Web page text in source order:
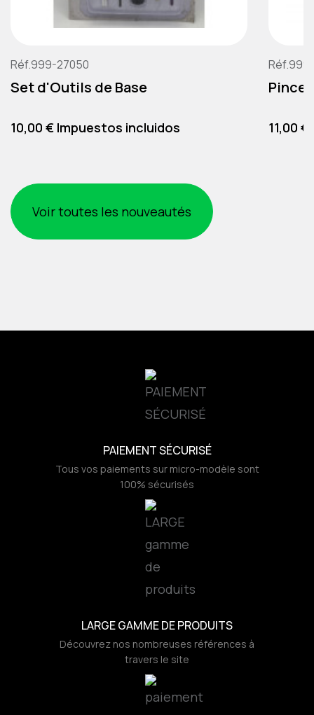
Réf.999-27050
Set d'Outils de Base
Precio
10,00 € Impuestos incluidos
Pince
Precio
11,00
Voir toutes les nouveautés
PAIEMENT SÉCURISÉ
Tous vos paiements sur micro-modèle sont
100% sécurisés
LARGE GAMME DE PRODUITS
Découvrez nos nombreuses références à
travers le site